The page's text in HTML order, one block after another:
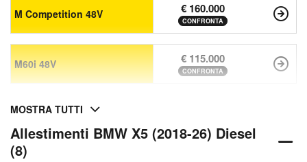
M Competition 48V € 160.000
CONFRONTA
M60i 48V € 115.000
CONFRONTA
MOSTRA TUTTI
Allestimenti BMW X5 (2018-26) Diesel
(8)